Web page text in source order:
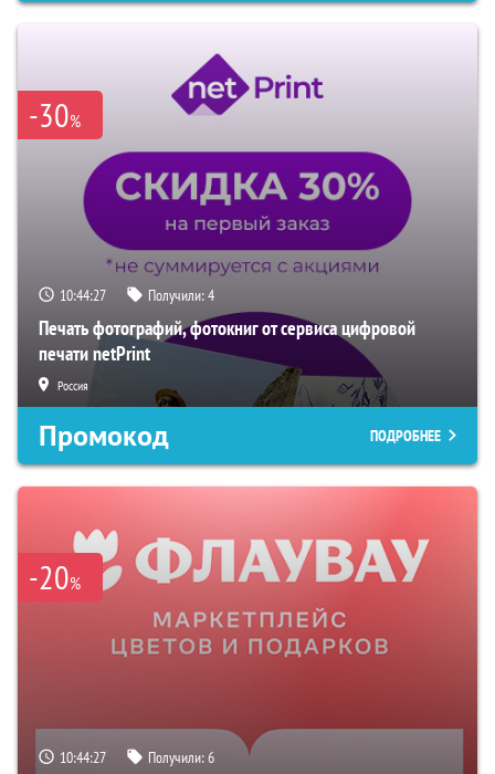
-30%
10:44:26 Получили:4
Печать фотографий, фотокниг от сервиса цифровой
печати netPrint
Россия
Промокод ПОДРОБНЕЕ
-20%
10:44:26 Получили:6